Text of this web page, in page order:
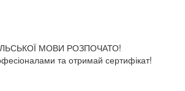
МОВИ РОЗПОЧАТО!
та отримай сертифікат!